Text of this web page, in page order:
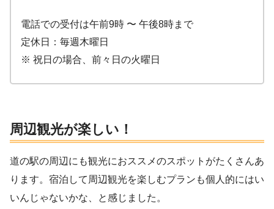
電話での受付は午前9時 〜 午後8時まで
定休日：毎週木曜日
※ 祝日の場合、前々日の火曜日
周辺観光が楽しい！
道の駅の周辺にも観光におススメのスポットがたくさんあ
ります。宿泊して周辺観光を楽しむプランも個人的にはい
いんじゃないかな、と感じました。